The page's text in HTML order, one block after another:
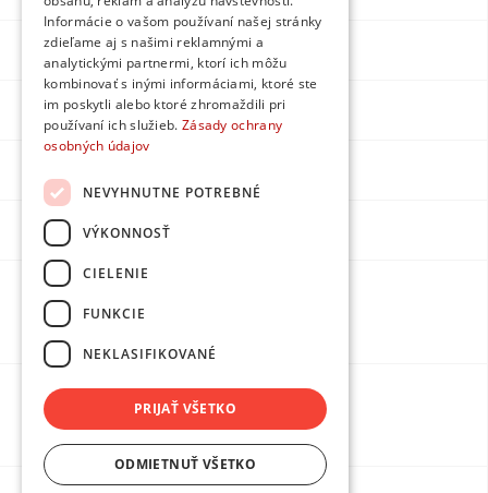
Facebook
Instagram
Youtube
DPMarketing
Protection of personal data
Informácie o vašom používaní našej stránky
zdieľame aj s našimi reklamnými a
analytickými partnermi, ktorí ich môžu
kombinovať s inými informáciami, ktoré ste
im poskytli alebo ktoré zhromaždili pri
používaní ich služieb. Zásady ochrany
osobných údajov
NEVYHNUTNE POTREBNÉ
VÝKONNOSŤ
CIELENIE
FUNKCIE
NEKLASIFIKOVANÉ
PRIJAŤ VŠETKO
ODMIETNUŤ VŠETKO